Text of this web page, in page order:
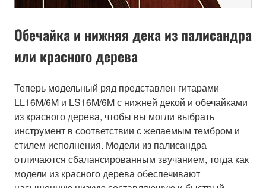
Обечайка и нижняя дека из палисандра
или красного дерева
Теперь модельный ряд представлен гитарами
LL16M/6M и LS16M/6M с нижней декой и обечайками
из красного дерева, чтобы вы могли выбрать
инструмент в соответствии с желаемым тембром и
стилем исполнения. Модели из палисандра
отличаются сбалансированным звучанием, тогда как
модели из красного дерева обеспечивают